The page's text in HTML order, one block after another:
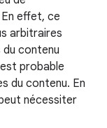
En effet, ce
arbitraires
contenu
probable
du contenu. En
nécessiter